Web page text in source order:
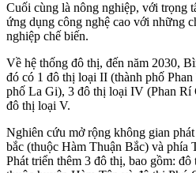
Cuối cùng là nông nghiệp, với trọng
ứng dụng công nghệ cao với những
nghiệp chế biến.
Về hệ thống đô thị, đến năm 2030,
đó có 1 đô thị loại II (thành phố
phố La Gi), 3 đô thị loại IV (Phan
đô thị loại V.
Nghiên cứu mở rộng không gian
bắc (thuộc Hàm Thuận Bắc) và phía
Phát triển thêm 3 đô thị, bao gồm: